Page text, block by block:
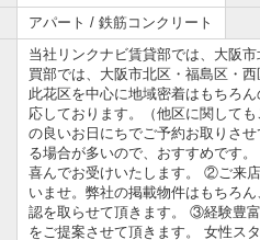
アパート / 鉄筋コンクリート
当社リンクナビ賃貸部では、大阪
買部では、大阪市北区・福島区・
此花区を中心に地域密着はもちろ
応しております。（他区に関して
の良いお日にちでご予約お取りさ
る場合が多いので、おすすめです
喜んでお受けいたします。 ②ご来
いませ。弊社の掲載物件はもちろ
認を取らせて頂きます。 ③経験豊
をご提案させて頂きます。 女性ス